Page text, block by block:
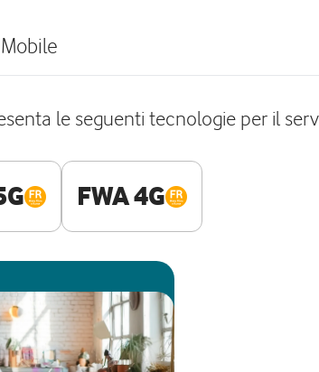
Mobile
le seguenti tecnologie per il
FWA 4G